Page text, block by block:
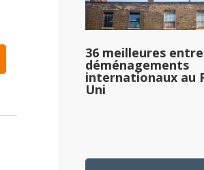
36 meilleures
déménagements
internationaux au
Uni